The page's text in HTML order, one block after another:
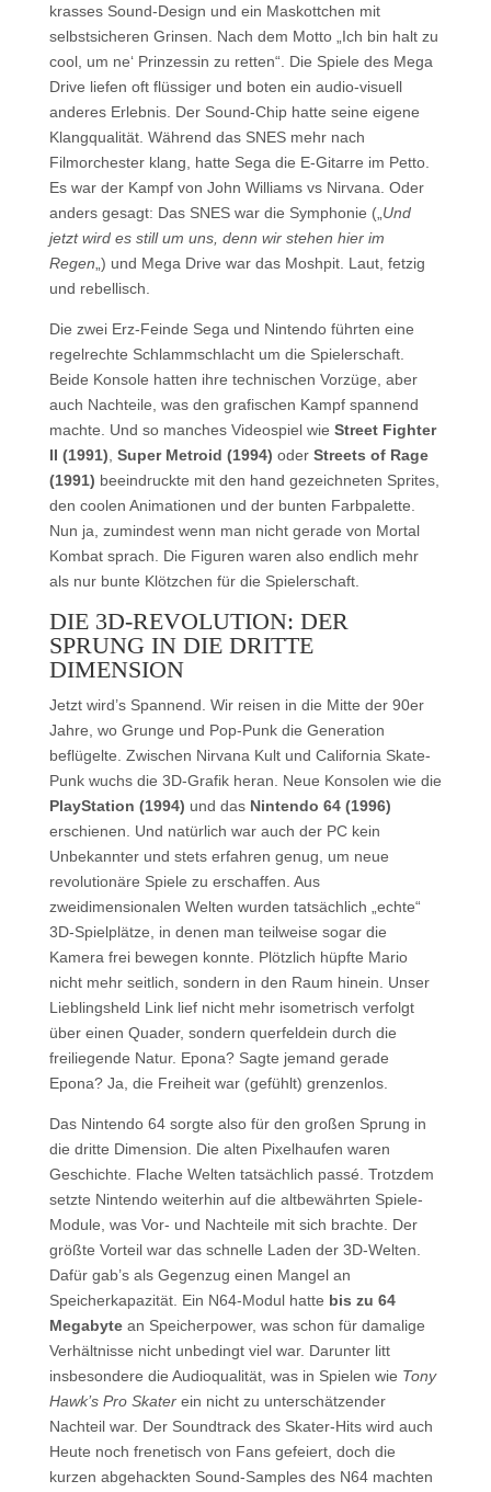
krasses Sound-Design und ein Maskottchen mit
selbstsicheren Grinsen. Nach dem Motto „Ich bin halt zu
cool, um ne‘ Prinzessin zu retten“. Die Spiele des Mega
Drive liefen oft flüssiger und boten ein audio-visuell
anderes Erlebnis. Der Sound-Chip hatte seine eigene
Klangqualität. Während das SNES mehr nach
Filmorchester klang, hatte Sega die E-Gitarre im Petto.
Es war der Kampf von John Williams vs Nirvana. Oder
anders gesagt: Das SNES war die Symphonie („ Und
jetzt wird es still um uns, denn wir stehen hier im
Regen „) und Mega Drive war das Moshpit. Laut, fetzig
und rebellisch.
Die zwei Erz-Feinde Sega und Nintendo führten eine
regelrechte Schlammschlacht um die Spielerschaft.
Beide Konsole hatten ihre technischen Vorzüge, aber
auch Nachteile, was den grafischen Kampf spannend
machte. Und so manches Videospiel wie Street Fighter
II (1991) Super Metroid (1994) oder Streets of Rage
(1991) beeindruckte mit den hand gezeichneten Sprites,
den coolen Animationen und der bunten Farbpalette.
Nun ja, zumindest wenn man nicht gerade von Mortal
Kombat sprach. Die Figuren waren also endlich mehr
als nur bunte Klötzchen für die Spielerschaft.
DIE 3D-REVOLUTION: DER
SPRUNG IN DIE DRITTE
DIMENSION
Jetzt wird’s Spannend. Wir reisen in die Mitte der 90er
Jahre, wo Grunge und Pop-Punk die Generation
beflügelte. Zwischen Nirvana Kult und California Skate-
Punk wuchs die 3D-Grafik heran. Neue Konsolen wie die
PlayStation (1994) und das Nintendo 64 (1996)
erschienen. Und natürlich war auch der PC kein
Unbekannter und stets erfahren genug, um neue
revolutionäre Spiele zu erschaffen. Aus
zweidimensionalen Welten wurden tatsächlich „echte“
3D-Spielplätze, in denen man teilweise sogar die
Kamera frei bewegen konnte. Plötzlich hüpfte Mario
nicht mehr seitlich, sondern in den Raum hinein. Unser
Lieblingsheld Link lief nicht mehr isometrisch verfolgt
über einen Quader, sondern querfeldein durch die
freiliegende Natur. Epona? Sagte jemand gerade
Epona? Ja, die Freiheit war (gefühlt) grenzenlos.
Das Nintendo 64 sorgte also für den großen Sprung in
die dritte Dimension. Die alten Pixelhaufen waren
Geschichte. Flache Welten tatsächlich passé. Trotzdem
setzte Nintendo weiterhin auf die altbewährten Spiele-
Module, was Vor- und Nachteile mit sich brachte. Der
größte Vorteil war das schnelle Laden der 3D-Welten.
Dafür gab’s als Gegenzug einen Mangel an
Speicherkapazität. Ein N64-Modul hatte bis zu 64
Megabytean Speicherpower, was schon für damalige
Verhältnisse nicht unbedingt viel war. Darunter litt
insbesondere die Audioqualität, was in Spielen wie Tony
Hawk’s Pro Skaterein nicht zu unterschätzender
Nachteil war. Der Soundtrack des Skater-Hits wird auch
Heute noch frenetisch von Fans gefeiert, doch die
kurzen abgehackten Sound-Samples des N64 machten